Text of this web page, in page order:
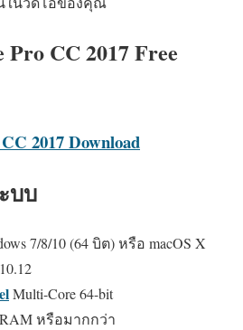
CC 2017 Free
2017 Download
บบ
7/8/10 (64 บิต) หรือ macOS X
Multi-Core 64-bit
หรือมากกว่า